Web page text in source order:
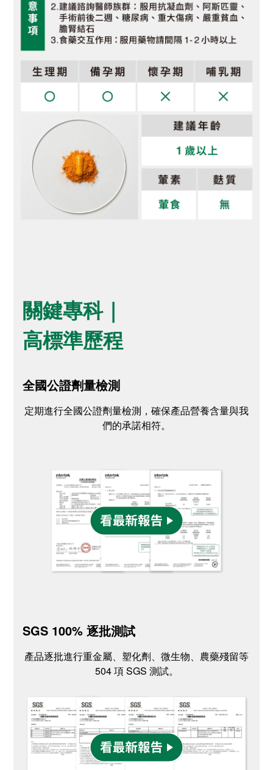
關鍵專科｜
高標準歷程
全國公證劑量檢測
定期進行全國公證劑量檢測，確保產品營養含量與我
們的承諾相符。
SGS 100% 逐批測試
產品逐批進行重金屬、塑化劑、微生物、農藥殘留等
504 項 SGS 測試。